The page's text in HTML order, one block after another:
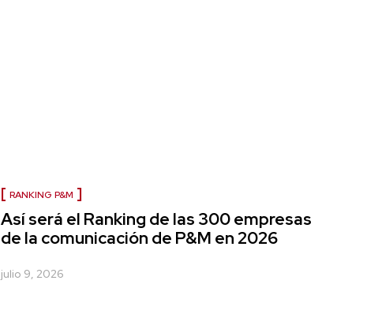
RANKING P&M
Así será el Ranking de las 300 empresas
de la comunicación de P&M en 2026
julio 9, 2026